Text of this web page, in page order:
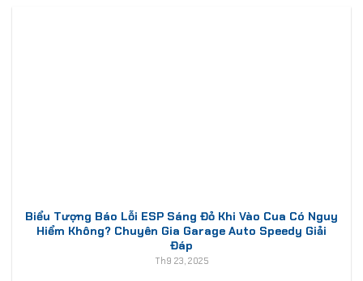
Biểu Tượng Báo Lỗi ESP Sáng Đỏ Khi Vào Cua Có Nguy
Hiểm Không? Chuyên Gia Garage Auto Speedy Giải
Đáp
Th9 23, 2025